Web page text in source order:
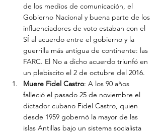
de los medios de comunicación, el
Gobierno Nacional y buena parte de los
influenciadores de voto estaban con el
SÍ al acuerdo entre el gobierno y la
guerrilla más antigua de continente: las
FARC. El No a dicho acuerdo triunfó en
un plebiscito el 2 de octubre del 2016.
Muere Fidel Castro: A los 90 años
falleció el pasado 25 de noviembre el
dictador cubano Fidel Castro, quien
desde 1959 gobernó la mayor de las
islas Antillas bajo un sistema socialista